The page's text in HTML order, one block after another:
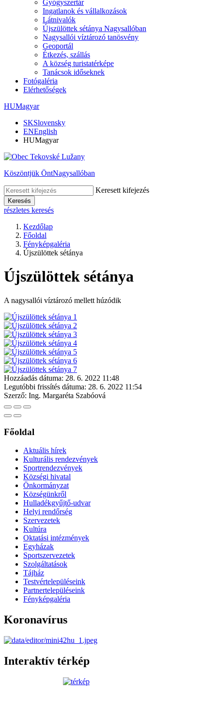
Gyógyszertár
Ingatlanok és vállalkozások
Látnivalók
Újszülöttek sétánya Nagysallóban
Nagysallói víztározó tanösvény
Geoportál
Étkezés, szállás
A község turistatérképe
Tanácsok időseknek
Fotógaléria
Elérhetőségek
HUMagyar
SKSlovensky
ENEnglish
HUMagyar
Köszöntjük ÖntNagysallóban
Keresett kifejezés
Keresés
részletes keresés
Kezdőlap
Főoldal
Fényképgaléria
Újszülöttek sétánya
Újszülöttek sétánya
A nagysallói víztározó mellett húzódik
Hozzáadás dátuma: 28. 6. 2022 11:48
Legutóbbi frissítés dátuma: 28. 6. 2022 11:54
Szerző: Ing. Margaréta Szabóová
Főoldal
Aktuális hírek
Kulturális rendezvények
Sportrendezvények
Községi hivatal
Önkormányzat
Községünkről
Hulladékgyűjtő-udvar
Helyi rendőrség
Szervezetek
Kultúra
Oktatási intézmények
Egyházak
Sportszervezetek
Szolgáltatások
Tájház
Testvértelepüléseink
Partnertelepüléseink
Fényképgaléria
Koronavírus
Interaktív térkép